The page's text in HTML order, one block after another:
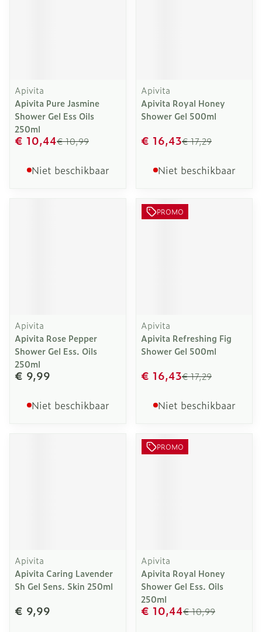
Apivita
Apivita Pure Jasmine
Shower Gel Ess Oils
250ml
€ 10,99
€ 10,44
Niet beschikbaar
Apivita
Apivita Royal Honey
Shower Gel 500ml
€ 17,29
€ 16,43
Niet beschikbaar
Apivita
Apivita Rose Pepper
Shower Gel Ess. Oils
250ml
€ 9,99
Niet beschikbaar
PROMO
Apivita
Apivita Refreshing Fig
Shower Gel 500ml
€ 17,29
€ 16,43
Niet beschikbaar
Apivita
Apivita Caring Lavender
Sh Gel Sens. Skin 250ml
€ 9,99
PROMO
Apivita
Apivita Royal Honey
Shower Gel Ess. Oils
250ml
€ 10,99
€ 10,44